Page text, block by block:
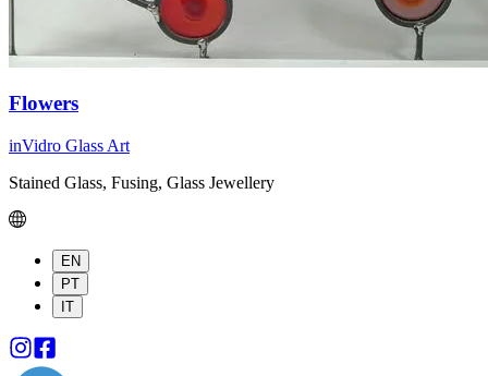
Flowers
inVidro Glass Art
Stained Glass, Fusing, Glass Jewellery
EN
PT
IT